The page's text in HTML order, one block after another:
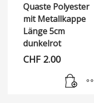
Quaste Polyester
mit Metallkappe
Länge 5cm
dunkelrot
CHF 2.00